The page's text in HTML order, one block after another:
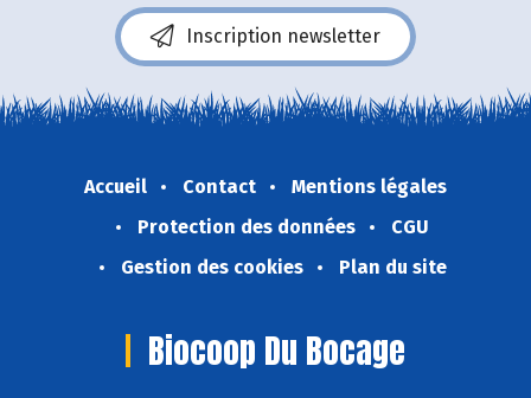
Inscription newsletter
Accueil Contact
Mentions légales
Protection des données
CGU
Gestion des cookies
Plan du site
Biocoop Du Bocage